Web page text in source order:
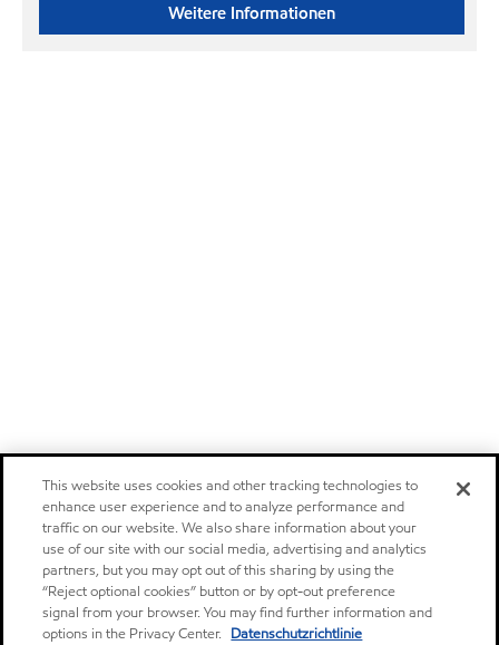
Weitere Informationen
This website uses cookies and other tracking technologies to
enhance user experience and to analyze performance and
traffic on our website. We also share information about your
use of our site with our social media, advertising and analytics
partners, but you may opt out of this sharing by using the
“Reject optional cookies” button or by opt-out preference
signal from your browser. You may find further information and
options in the Privacy Center. Datenschutzrichtlinie